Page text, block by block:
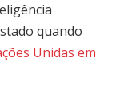
quando
Unidas em